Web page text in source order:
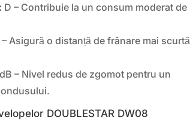
D – Contribuie la un consum moderat de
– Asigură o distanță de frânare mai scurtă
– Nivel redus de zgomot pentru un
DOUBLESTAR DW08